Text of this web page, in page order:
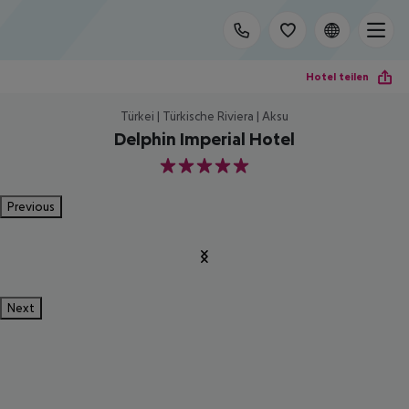
Hotel teilen
Türkei | Türkische Riviera | Aksu
Delphin Imperial Hotel
5
Previous
Next